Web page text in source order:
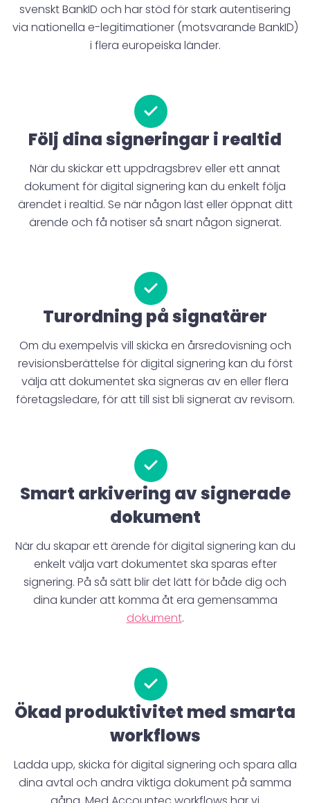
svenskt BankID och har stöd för stark autentisering
via nationella e-legitimationer (motsvarande BankID)
i flera europeiska länder.
Följ dina signeringar i realtid
När du skickar ett uppdragsbrev eller ett annat
dokument för digital signering kan du enkelt följa
ärendet i realtid. Se när någon läst eller öppnat ditt
ärende och få notiser så snart någon signerat.
Turordning på signatärer
Om du exempelvis vill skicka en årsredovisning och
revisionsberättelse för digital signering kan du först
välja att dokumentet ska signeras av en eller flera
företagsledare, för att till sist bli signerat av revisorn.
Smart arkivering av signerade
dokument
När du skapar ett ärende för digital signering kan du
enkelt välja vart dokumentet ska sparas efter
signering. På så sätt blir det lätt för både dig och
dina kunder att komma åt era gemensamma
dokument.
Ökad produktivitet med smarta
workflows
Ladda upp, skicka för digital signering och spara alla
dina avtal och andra viktiga dokument på samma